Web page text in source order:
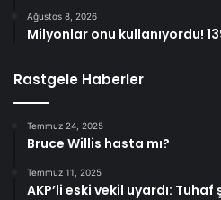
Ağustos 8, 2026
Milyonlar onu kullanıyordu!
Rastgele Haberler
Temmuz 24, 2025
Bruce Willis hasta mı?
Temmuz 11, 2025
AKP’li eski vekil uyardı: